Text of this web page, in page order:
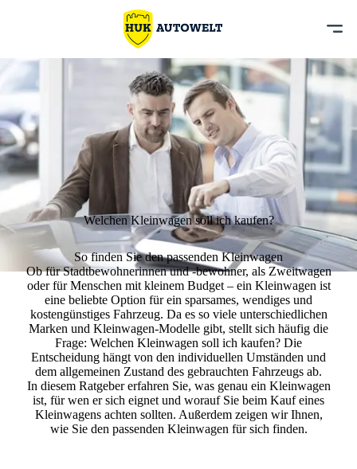
Welchen Kleinwagen soll ich kaufen?
So finden Sie den passenden Kleinwagen
Ob für Stadtbewohnerinnen und -bewohner, als Zweitwagen
oder für Menschen mit kleinem Budget – ein Kleinwagen ist
eine beliebte Option für ein sparsames, wendiges und
kostengünstiges Fahrzeug. Da es so viele unterschiedlichen
Marken und Kleinwagen-Modelle gibt, stellt sich häufig die
Frage: Welchen Kleinwagen soll ich kaufen? Die
Entscheidung hängt von den individuellen Umständen und
dem allgemeinen Zustand des gebrauchten Fahrzeugs ab.
In diesem Ratgeber erfahren Sie, was genau ein Kleinwagen
ist, für wen er sich eignet und worauf Sie beim Kauf eines
Kleinwagens achten sollten. Außerdem zeigen wir Ihnen,
wie Sie den passenden Kleinwagen für sich finden.